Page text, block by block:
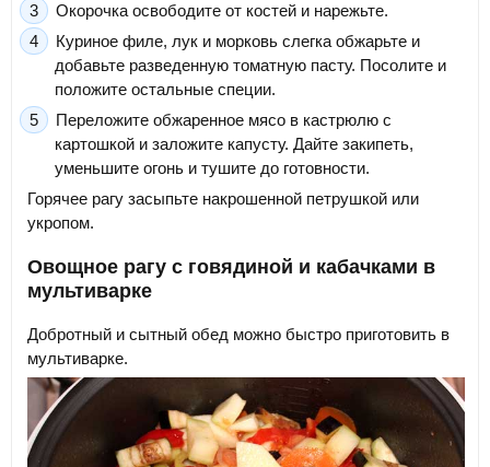
Окорочка освободите от костей и нарежьте.
Куриное филе, лук и морковь слегка обжарьте и
добавьте разведенную томатную пасту. Посолите и
положите остальные специи.
Переложите обжаренное мясо в кастрюлю с
картошкой и заложите капусту. Дайте закипеть,
уменьшите огонь и тушите до готовности.
Горячее рагу засыпьте накрошенной петрушкой или
укропом.
Овощное рагу с говядиной и кабачками в
мультиварке
Добротный и сытный обед можно быстро приготовить в
мультиварке.